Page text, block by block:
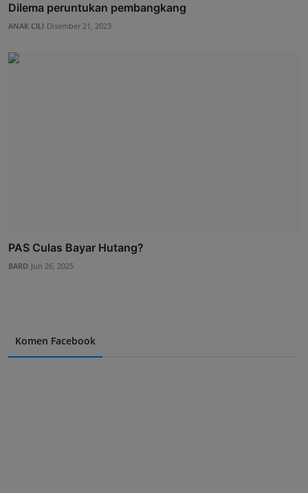
Dilema peruntukan pembangkang
ANAK CILI Disember 21, 2023
PAS Culas Bayar Hutang?
BARD Jun 26, 2025
Komen Facebook